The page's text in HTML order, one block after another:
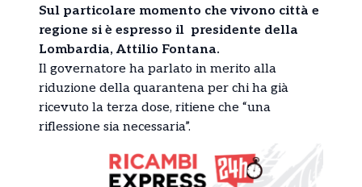
Sul particolare momento che vivono città e
regione si è espresso il presidente della
Lombardia, Attilio Fontana.
Il governatore ha parlato in merito alla
riduzione della quarantena per chi ha già
ricevuto la terza dose, ritiene che “una
riflessione sia necessaria”.